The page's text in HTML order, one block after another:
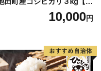
1人様につき３セットまで】
10,000円